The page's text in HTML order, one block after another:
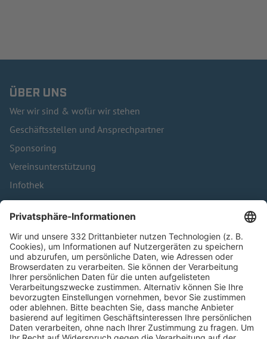
ÜBER UNS
Wer wir sind & wofür wir stehen
Geschäftsstellen und Ansprechpartner
Sponsoring
Vereinsunterstützung
Infothek
Kontakt
HÄUFIG BESUCHTE SEITEN
Pässe und Vereinswechsel
Trainerausbildung
Schulungsangebot Vereinsmitarbeiter
BFV-Geschäftsstellen
Trainerbörse